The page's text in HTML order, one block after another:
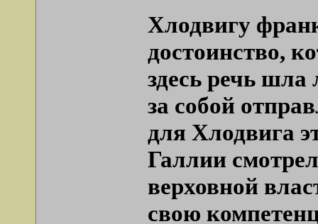
Хлодвигу
достоинство,
здесь речь шла
за собой
для Хлодвига
Галлии
верховной
свою